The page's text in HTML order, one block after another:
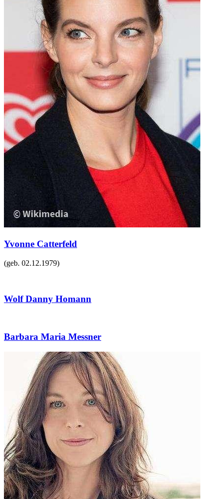
Yvonne Catterfeld
(geb. 02.12.1979)
Wolf Danny Homann
Barbara Maria Messner